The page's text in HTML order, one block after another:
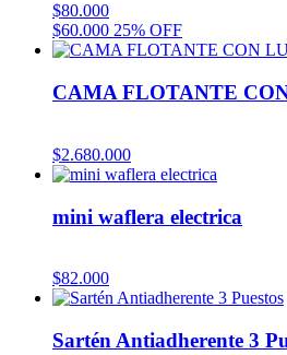
$80.000
$60.000 25% OFF
CAMA FLOTANTE
$2.680.000
mini waflera electrica
$82.000
Sartén Antiadherente 3